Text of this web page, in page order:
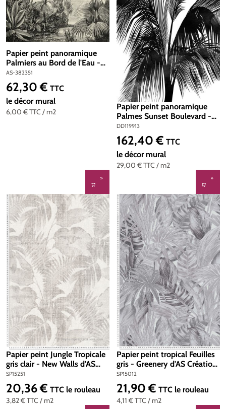
Papier peint panoramique
Palmiers au Bord de l'Eau -
The Wall d'A.S. Création | Réf.
AS-382351
AS-382351
6,00 €TTC / m2
Prix régulier :
62,30 € TTC
le décor mural
Papier peint panoramique
Palmes Sunset Boulevard -
Référence DD119913 - Intissé
200g/m2 - Standard 200 x
280
DD119913
29,00 €TTC / m2
Prix régulier :
162,40 € TTC
le décor mural
Papier peint Jungle Tropicale
gris clair - New Walls d'AS
Création | Réf. SP15251
SP15251
3,82 €TTC / m2
Prix régulier :
20,36 € TTC le rouleau
Papier peint tropical Feuilles
gris - Greenery d'AS Création
| Réf. SP15012
SP15012
4,11 €TTC / m2
Prix régulier :
21,90 € TTC le rouleau